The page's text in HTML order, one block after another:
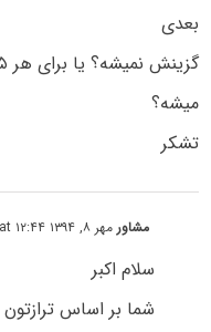
بعدی
میشه؟
تشکر
مشاورمهر ۸, ۱۳۹۴ at ۱۲:۴۴ ب٫ظ
سلام اکبر
شما بر اساس